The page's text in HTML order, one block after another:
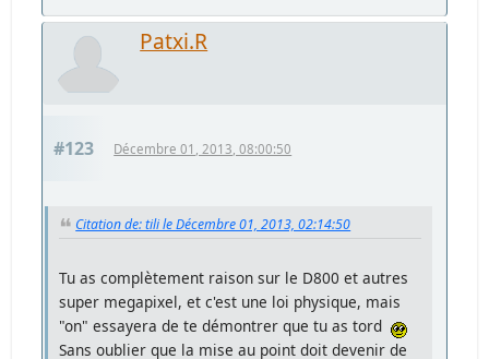
Patxi.R
#123 Décembre 01, 2013, 08:00:50
Citation de: tili le Décembre 01, 2013, 02:14:50
Tu as complètement raison sur le D800 et autres
super megapixel, et c'est une loi physique, mais
"on" essayera de te démontrer que tu as tord
Sans oublier que la mise au point doit devenir de